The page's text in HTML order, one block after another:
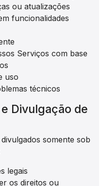
ou atualizações
funcionalidades
Serviços com base
uso
técnicos
Divulgação de
somente sob
legais
os direitos ou